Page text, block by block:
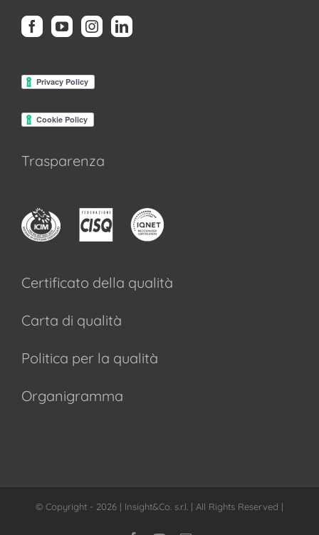
Trasparenza
Certificato della qualità
Carta di qualità
Politica per la qualità
Organigramma
© Copyright - 2026 | Insight&Co. s.r.l. | All Rights Reserved |